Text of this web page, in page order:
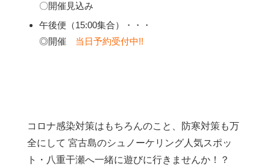
〇開催見込み
午後便（15:00集合）・・・
◎開催 当日予約受付中!!
コロナ感染対策はもちろんのこと、防寒対策も万
全にして 宮古島のシュノーケリング人気スポッ
ト・八重干瀬へ一緒に遊びに行きませんか！？